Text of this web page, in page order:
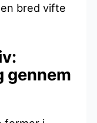
bred vifte
gennem